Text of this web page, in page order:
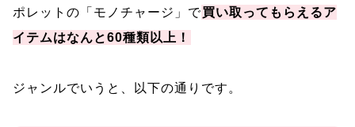
ポレットの「モノチャージ」で買い取ってもらえるア
イテムはなんと60種類以上！
ジャンルでいうと、以下の通りです。